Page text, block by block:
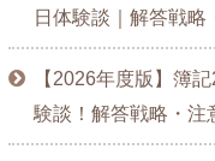
日体験談｜解答戦略
【2026年度版】簿
験談！解答戦略・注